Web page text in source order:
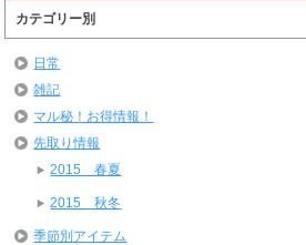
カテゴリー別
日常
雑記
マル秘！お得情報！
先取り情報
2015 春夏
2015 秋冬
季節別アイテム